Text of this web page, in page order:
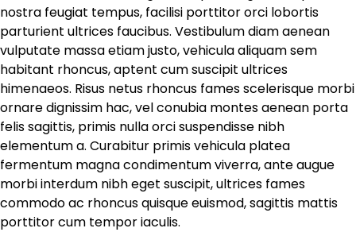
nostra feugiat tempus, facilisi porttitor orci lobortis
parturient ultrices faucibus. Vestibulum diam aenean
vulputate massa etiam justo, vehicula aliquam sem
habitant rhoncus, aptent cum suscipit ultrices
himenaeos. Risus netus rhoncus fames scelerisque morbi
ornare dignissim hac, vel conubia montes aenean porta
felis sagittis, primis nulla orci suspendisse nibh
elementum a. Curabitur primis vehicula platea
fermentum magna condimentum viverra, ante augue
morbi interdum nibh eget suscipit, ultrices fames
commodo ac rhoncus quisque euismod, sagittis mattis
porttitor cum tempor iaculis.